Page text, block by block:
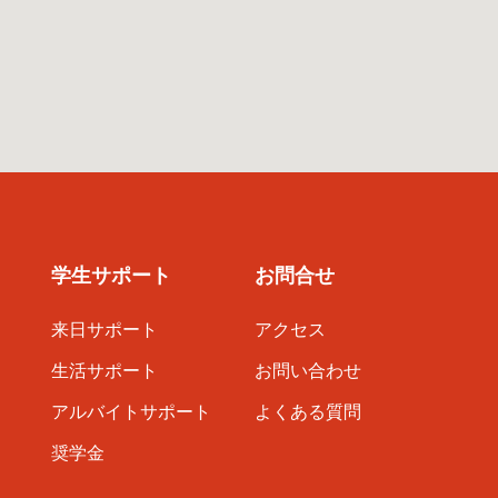
学生サポート
来日サポート
生活サポート
アルバイトサポート
奨学金
お問合せ
アクセス
お問い合わせ
よくある質問